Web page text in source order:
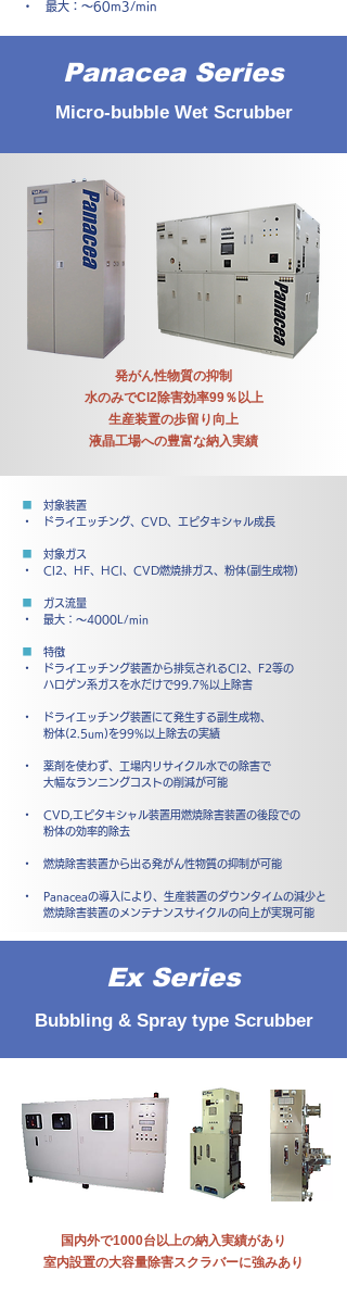
・ 最大：～60m3/min
Panacea Series
Micro-bubble Wet Scrubber
発がん性物質の抑制
水のみでCl2除害効率99％以上
生産装置の歩留り向上
​液晶工場への豊富な納入実績
対象装置
・ ドライエッチング、CVD、エピタキシャル成長
対象ガス
・ Cl2、HF、HCl、CVD燃焼排ガス、粉体(副生成物)
ガス流量
・ 最大：～4000L/min
特徴
・ ドライエッチング装置から排気されるCl2、F2等の
ハロゲン系ガスを水だけで99.7%以上除害
・ ドライエッチング装置にて発生する副生成物、
粉体(2.5um)を99%以上除去の実績
・ 薬剤を使わず、工場内リサイクル水での除害で
大幅なランニングコストの削減が可能
・ CVD,エピタキシャル装置用燃焼除害装置の後段での
粉体の効率的除去
・ 燃焼除害装置から出る発がん性物質の抑制が可能
・ Panaceaの導入により、生産装置のダウンタイムの減少と
燃焼除害装置のメンテナンスサイクルの向上が実現可能
Ex Series
Bubbling & Spray type Scrubber
国内外で1000台以上の納入実績があり
室内設置の大容量除害スクラバーに強みあり